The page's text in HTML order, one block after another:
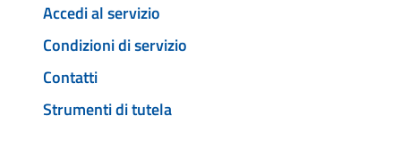
Accedi al servizio
Condizioni di servizio
Contatti
Strumenti di tutela